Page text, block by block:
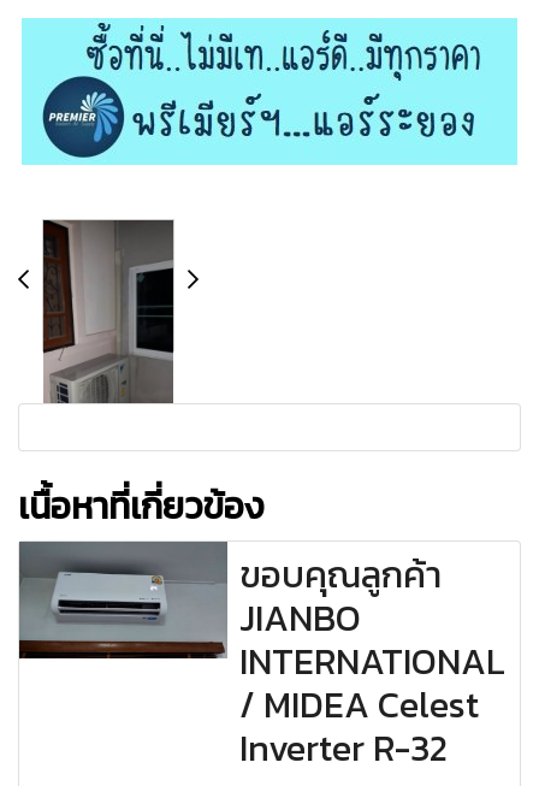
เนื้อหาที่เกี่ยวข้อง
ขอบคุณลูกค้า
JIANBO
INTERNATIONAL
/ MIDEA Celest
Inverter R-32